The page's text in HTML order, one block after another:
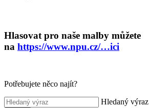
Hlasovat pro naše malby můžete
na https://www.npu.cz/…ici
Potřebujete něco najít?
Hledaný výraz